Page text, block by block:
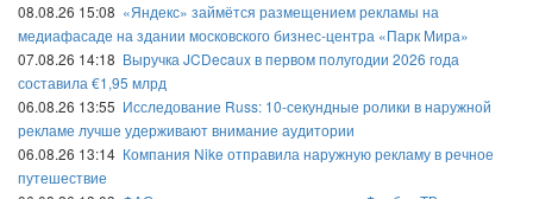
08.08.26 15:08 «Яндекс» займётся размещением рекламы на
медиафасаде на здании московского бизнес-центра «Парк Мира»
07.08.26 14:18 Выручка JCDecaux в первом полугодии 2026 года
составила €1,95 млрд
06.08.26 13:55 Исследование Russ: 10-секундные ролики в наружной
рекламе лучше удерживают внимание аудитории
06.08.26 13:14 Компания Nike отправила наружную рекламу в речное
путешествие